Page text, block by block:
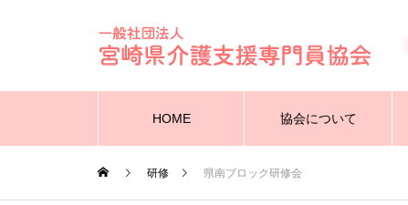
HOME 協会について
研修 県南ブロック研修会